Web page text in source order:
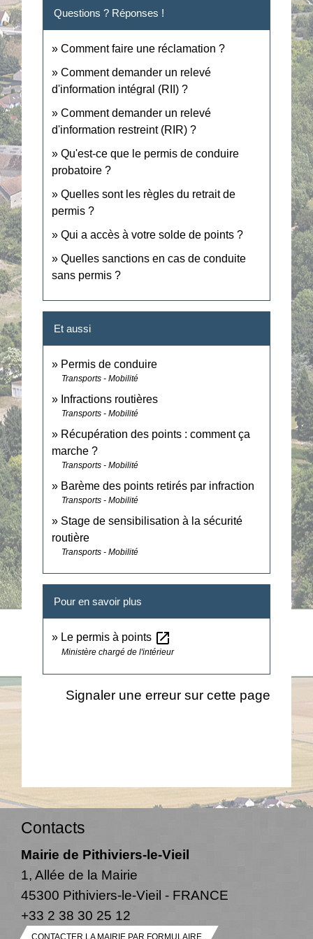
Questions ? Réponses !
Comment faire une réclamation ?
Comment demander un relevé
d'information intégral (RII) ?
Comment demander un relevé
d'information restreint (RIR) ?
Qu'est-ce que le permis de conduire
probatoire ?
Quelles sont les règles du retrait de
permis ?
Qui a accès à votre solde de points ?
Quelles sanctions en cas de conduite
sans permis ?
Et aussi
Permis de conduire
Transports - Mobilité
Infractions routières
Transports - Mobilité
Récupération des points : comment ça
marche ?
Transports - Mobilité
Barème des points retirés par infraction
Transports - Mobilité
Stage de sensibilisation à la sécurité
routière
Transports - Mobilité
Pour en savoir plus
Le permis à points open_in_new
Ministère chargé de l'intérieur
Signaler une erreur sur cette page
Contacts
Mairie de Pithiviers-le-Vieil
1, Allée de la Mairie
45300 Pithiviers-le-Vieil - FRANCE
+33 2 38 30 25 12